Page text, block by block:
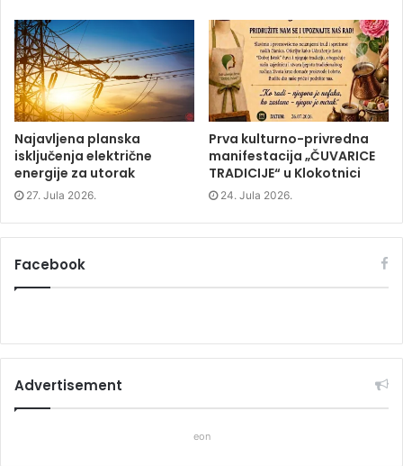
i
n
d
o
w
)
n
d
o
w
)
i
d
o
w
)
Najavljena planska
isključenja električne
energije za utorak
27. Jula 2026.
Prva kulturno-privredna
manifestacija „ČUVARICE
TRADICIJE“ u Klokotnici
24. Jula 2026.
Facebook
Advertisement
eon